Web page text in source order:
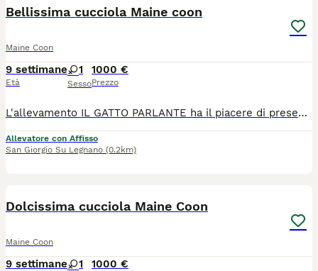
Bellissima cucciola Maine coon
Maine Coon
9 settimane
Età
1
Sesso
1000 €
Prezzo
L'allevamento IL GATTO PARLANTE ha il piacere di presentarvi la bella Pachira, nata il 4/06/2026. Un curiosa e adora dormire vicino a noi. Cresciuta in ambiente familiare, con possibilità di socializzare anche con altri gatti, abituata a molteplici tipi di lettiera, tiragraffi e classici rumori domestici. Verrà ceduta con contratto da compagnia, pedigree ANFI, doppia vaccinazione e doppia sverminazione, microchip, libretto sanitario, certificato di buona salute, test genetici dei genitori e kit cucciolo. I genitori sono visibili presso il nostro allevamento e siamo disponibili per organizzare delle visite. Ci troviamo a San Giorgio su legnano in provincia di Milano. Potete contattarci per informazioni e seguirci sui social.
Allevatore con Affisso
San Giorgio Su Legnano (0.2km)
Dolcissima cucciola Maine Coon
Maine Coon
9 settimane 1 1000 €